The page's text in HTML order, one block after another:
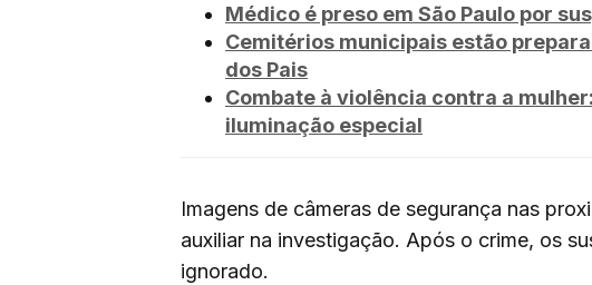
Médico é preso em São Paulo por
Cemitérios municipais estão
dos Pais
Combate à violência contra a
iluminação especial
Imagens de câmeras de segurança nas
auxiliar na investigação. Após o crime, os
ignorado.